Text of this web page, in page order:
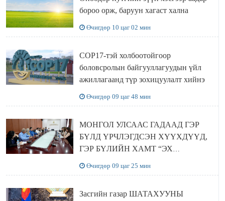
бороо орж, баруун хагаст хална
Өчигдөр 10 цаг 02 мин
COP17-тэй холбоотойгоор
боловсролын байгууллагуудын үйл
ажиллагаанд түр зохицуулалт хийнэ
Өчигдөр 09 цаг 48 мин
МОНГОЛ УЛСААС ГАДААД ГЭР
БҮЛД ҮРЧЛЭГДСЭН ХҮҮХДҮҮД,
ГЭР БҮЛИЙН ХАМТ “ЭХ
Өчигдөр 09 цаг 25 мин
Засгийн газар ШАТАХУУНЫ